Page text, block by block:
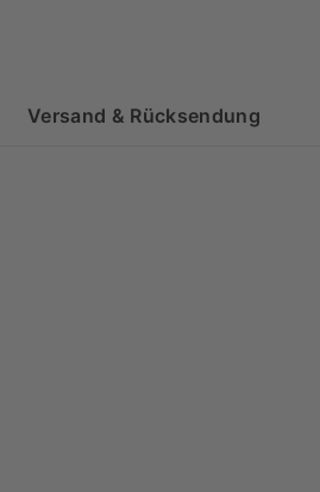
Versand & Rücksendung